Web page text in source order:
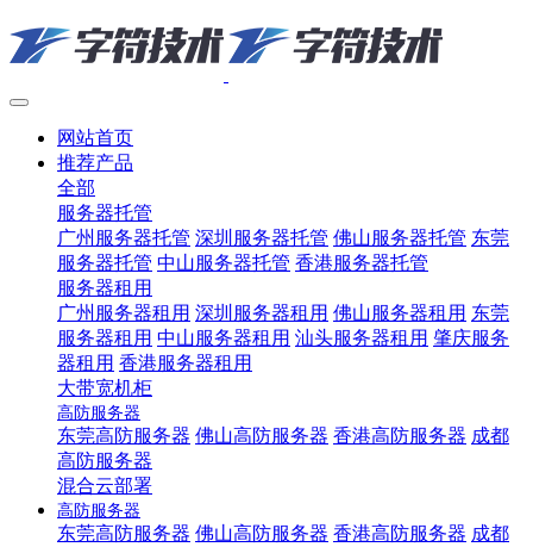
网站首页
推荐产品
全部
服务器托管
广州服务器托管 深圳服务器托管 佛山服务器托管 东莞
服务器托管 中山服务器托管 香港服务器托管
服务器租用
广州服务器租用 深圳服务器租用 佛山服务器租用 东莞
服务器租用 中山服务器租用 汕头服务器租用 肇庆服务
器租用 香港服务器租用
大带宽机柜
高防服务器
东莞高防服务器 佛山高防服务器 香港高防服务器 成都
高防服务器
混合云部署
高防服务器
东莞高防服务器 佛山高防服务器 香港高防服务器 成都